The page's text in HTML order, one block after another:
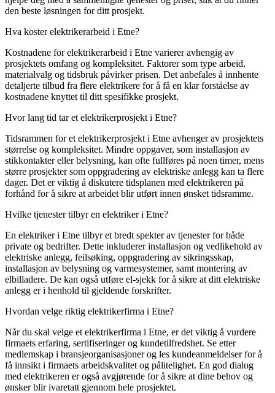
den beste løsningen for ditt prosjekt.
Hva koster elektrikerarbeid i Etne?
Kostnadene for elektrikerarbeid i Etne varierer avhengig av
prosjektets omfang og kompleksitet. Faktorer som type arbeid,
materialvalg og tidsbruk påvirker prisen. Det anbefales å innhente
detaljerte tilbud fra flere elektrikere for å få en klar forståelse av
kostnadene knyttet til ditt spesifikke prosjekt.
Hvor lang tid tar et elektrikerprosjekt i Etne?
Tidsrammen for et elektrikerprosjekt i Etne avhenger av prosjektets
størrelse og kompleksitet. Mindre oppgaver, som installasjon av
stikkontakter eller belysning, kan ofte fullføres på noen timer, mens
større prosjekter som oppgradering av elektriske anlegg kan ta flere
dager. Det er viktig å diskutere tidsplanen med elektrikeren på
forhånd for å sikre at arbeidet blir utført innen ønsket tidsramme.
Hvilke tjenester tilbyr en elektriker i Etne?
En elektriker i Etne tilbyr et bredt spekter av tjenester for både
private og bedrifter. Dette inkluderer installasjon og vedlikehold av
elektriske anlegg, feilsøking, oppgradering av sikringsskap,
installasjon av belysning og varmesystemer, samt montering av
elbilladere. De kan også utføre el-sjekk for å sikre at ditt elektriske
anlegg er i henhold til gjeldende forskrifter.
Hvordan velge riktig elektrikerfirma i Etne?
Når du skal velge et elektrikerfirma i Etne, er det viktig å vurdere
firmaets erfaring, sertifiseringer og kundetilfredshet. Se etter
medlemskap i bransjeorganisasjoner og les kundeanmeldelser for å
få innsikt i firmaets arbeidskvalitet og pålitelighet. En god dialog
med elektrikeren er også avgjørende for å sikre at dine behov og
ønsker blir ivaretatt gjennom hele prosjektet.